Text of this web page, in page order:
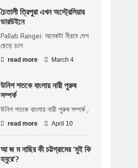
চৈতালী ত্রিপুরা এখন অস্ট্রেলিয়ার
ডারউইনে
Pallab Rangei: অনেকটা নীরবে দেশ
ছেড়ে চলে
read more March 4
উনিশ শতকে বাংলায় নারী পুরুষ
সম্পর্ক
উনিশ শতকে বাংলায় নারী পুরুষ সম্পর্ক ,
read more April 10
আ জ ম নাছির কী চট্টগ্রামের ‘মুই কি
হনুরে’?